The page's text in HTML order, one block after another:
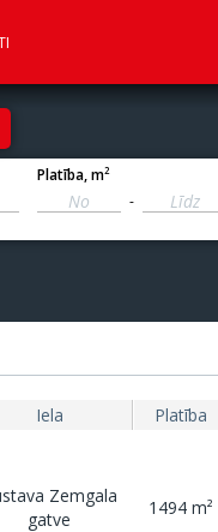
Platība, m2
-
Iela Platība
Zemgala
gatve
1494 m²